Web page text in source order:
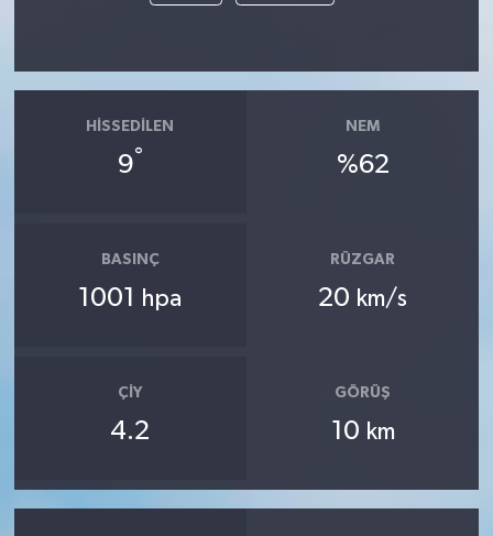
HISSEDILEN
9°
NEM
%62
BASINÇ
1001 hpa
RÜZGAR
20 km/s
ÇIY
4.2
GÖRÜŞ
10 km